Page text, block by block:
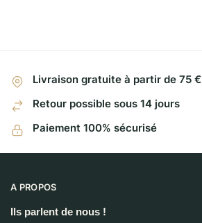
Livraison gratuite à partir de 75 €
Retour possible sous 14 jours
Paiement 100% sécurisé
A PROPOS
Ils parlent de nous !